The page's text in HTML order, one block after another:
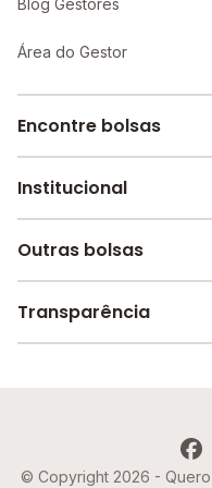
Blog Gestores
Área do Gestor
Encontre bolsas
Melhores escolas de São
Escolas por cidade e bairro
Institucional
Sobre o Melhor Escola
Revista Melhor Escola
Outras bolsas
Faculdades e universidades
Transparência
Política de Cookies
© Copyright 2026 - Quero